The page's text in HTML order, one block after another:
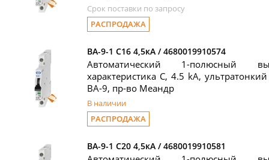
Срок поставки по запросу
РАСПРОДАЖА
ВА-9-1 C16 4,5кА / 4680019910574
Автоматический 1-полюсный
характеристика C, 4.5 kA,
ВА-9, пр-во Меандр
В наличии
РАСПРОДАЖА
ВА-9-1 C20 4,5кА / 4680019910581